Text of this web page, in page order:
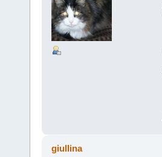
giullina